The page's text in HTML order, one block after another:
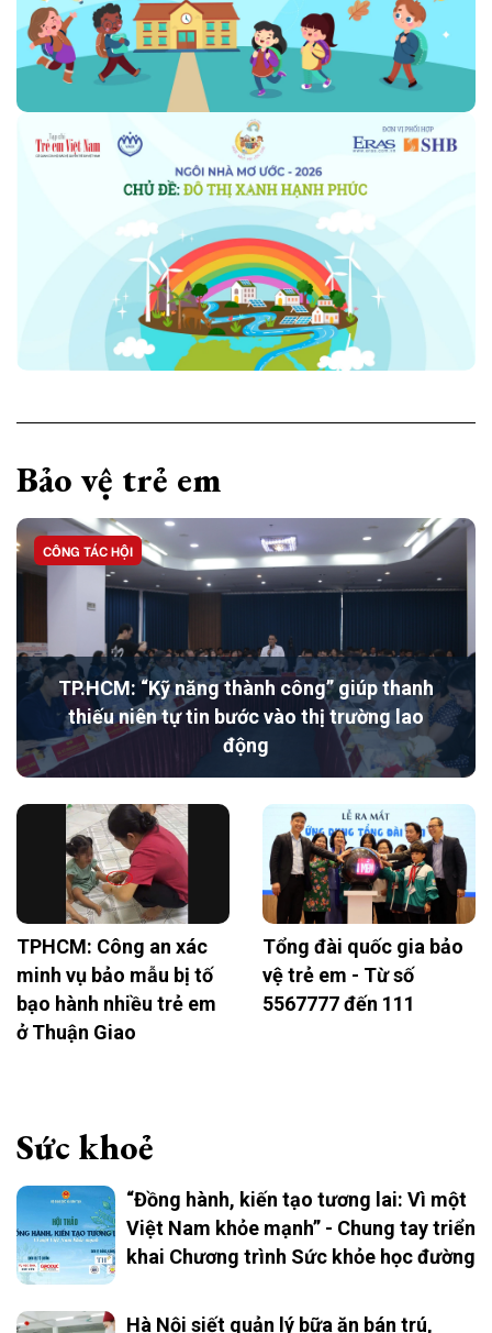
Bảo vệ trẻ em
CÔNG TÁC HỘI
TP.HCM: “Kỹ năng thành công” giúp thanh
thiếu niên tự tin bước vào thị trường lao
động
TPHCM: Công an xác
minh vụ bảo mẫu bị tố
bạo hành nhiều trẻ em
ở Thuận Giao
Tổng đài quốc gia bảo
vệ trẻ em - Từ số
5567777 đến 111
Sức khoẻ
“Đồng hành, kiến tạo tương lai: Vì một
Việt Nam khỏe mạnh” - Chung tay triển
khai Chương trình Sức khỏe học đường
Hà Nội siết quản lý bữa ăn bán trú,